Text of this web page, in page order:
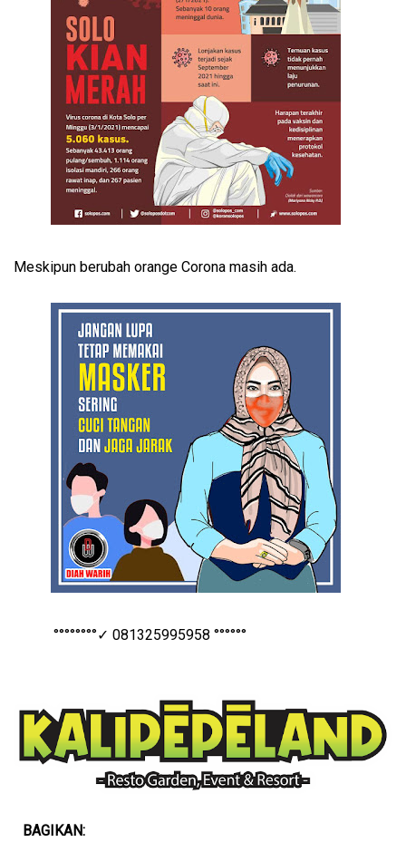
Meskipun berubah orange Corona masih ada.
°°°°°°°°✓ 081325995958 °°°°°°
BAGIKAN: